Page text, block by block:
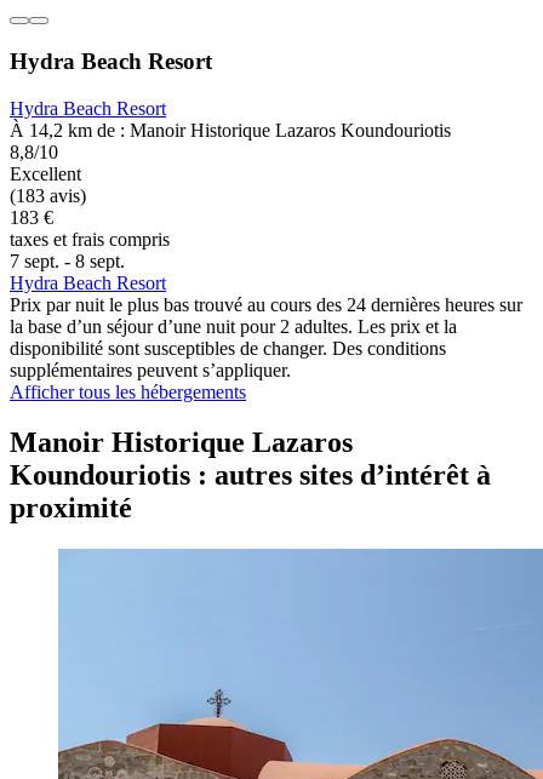
Hydra Beach Resort
Hydra Beach Resort
À 14,2 km de : Manoir Historique Lazaros Koundouriotis
8,8/10
Excellent
(183 avis)
183 €
taxes et frais compris
7 sept. - 8 sept.
Hydra Beach Resort
Prix par nuit le plus bas trouvé au cours des 24 dernières heures sur
la base d’un séjour d’une nuit pour 2 adultes. Les prix et la
disponibilité sont susceptibles de changer. Des conditions
supplémentaires peuvent s’appliquer.
Afficher tous les hébergements
Manoir Historique Lazaros
Koundouriotis : autres sites d’intérêt à
proximité